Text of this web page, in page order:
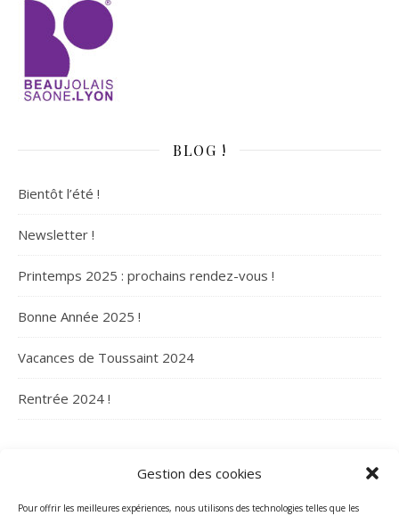
Gestion des cookies
Pour offrir les meilleures expériences, nous utilisons des technologies telles que les
BLOG !
Bientôt l’été !
Newsletter !
Printemps 2025 : prochains rendez-vous !
Bonne Année 2025 !
Vacances de Toussaint 2024
Rentrée 2024 !
ARCHIVES
Archives